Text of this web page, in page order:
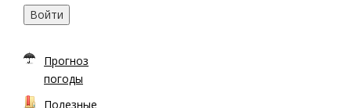
Войти
Прогноз
погоды
Полезные